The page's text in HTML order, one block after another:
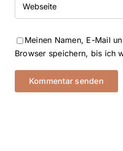
Meinen Namen, E-Mail
Browser speichern, bis ich